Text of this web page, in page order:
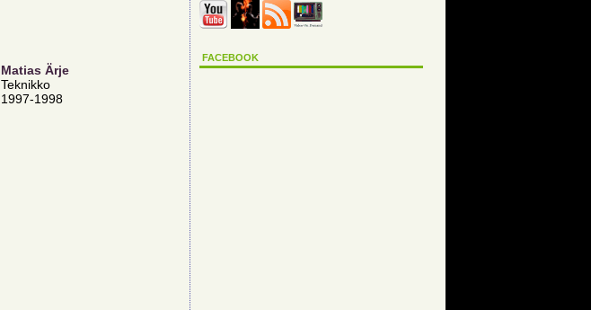
Matias Ärje
Teknikko
1997-1998
FACEBOOK